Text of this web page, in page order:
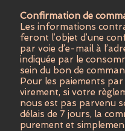
Confirmation de
Les informations
feront l’objet d’une
par voie d’e-mail à
indiquée par le
sein du bon de
Pour les paiements par
virement, si votre
nous est pas parvenu
délais de 7 jours, la
purement et